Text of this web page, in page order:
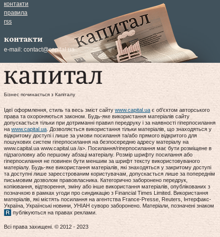
контакти
правила
rss
контакти
e-mail: contact@capital.ua
Бізнес починається з Капіталу
Ідеї оформлення, стиль та весь зміст сайту www.capital.ua є об'єктом авторського
права та охороняються законом. Будь-яке використання матеріалів сайту
допускається тільки при дотриманні правил передруку і за наявності гіперпосилання
на www.capital.ua . Дозволяється використання тільки матеріалів, що знаходяться у
відкритому доступі і лише за умови посилання та/або прямого відкритого для
пошукових систем гіперпосилання на безпосередню адресу матеріалу на
www.capital.ua www.capital.ua /a>. Посилання/гіперпосилання має бути розміщене в
підзаголовку або першому абзаці матеріалу. Розмір шрифту посилання або
гіперпосилання не повинен бути меншим за шрифт тексту використовуваного
матеріалу. Будь-яке використання матеріалів, які знаходяться у закритому доступі
та доступні лише зареєстрованим користувачам, допускається лише за попереднім
письмовим дозволом правовласника. Категорично заборонено передрук,
копіювання, відтворення, зміну або інше використання матеріалів, опублікованих з
позначкою в рамках угоди про синдикацію з Financial Times Limited. Використання
матеріалів, які містять посилання на агентства France-Presse, Reuters, Інтерфакс-
Україна, Українські новини, УНІАН суворо заборонено. Матеріали, позначені знаком
публікуються на правах реклами.
Всі права захищені. © 2012 - 2023